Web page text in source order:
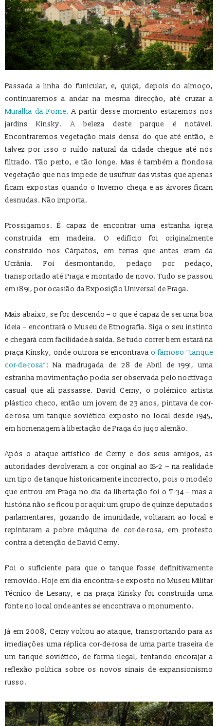
Passada a linha do funicular, e, quiçá, depois do almoço,
continuaremos a andar na mesma direcção, até cruzar a
Muralha da Fome. A partir desse momento estaremos nos
jardins Kinsky. A beleza deste parque é notável.
Encontraremos vegetação mais densa do que até então, e
talvez por isso o ruído natural da cidade chegue até nós
filtrado. Tão perto, e tão longe. Mas é também a frondosa
vegetação que nos impede de usufruir das vistas que apenas
ficam expostas quando o Inverno chega e as árvores ficam
desnudas. Não importa.
Prossigamos. É capaz de encontrar uma estranha igreja
construida em madeira. O edifício foi originalmente
construido nos Cárpatos, em terras que antes eram da
Ucrânia. Foi desmontando, pedaço por pedaço,
transportado até Praga e montado de novo. Tudo se passou
em 1891, por ocasião da Exposição Universal de Praga.
Mais abaixo, se for descendo – o que é capaz de ser uma boa
ideia – encontrará o Museu de Etnografia. Siga o seu instinto
e chegará com facilidade à saída. Se tudo correr bem estará na
praça Kinsky, onde outrora se encontrava o famoso “tanque
cor-de-rosa”: Na madrugada de 28 de Abril de 1991, uma
estranha movimentação podia ser observada pelo noctívago
casual que ali passasse. David Cerny, o polémico artista
plástico checo, então um jovem de 23 anos, pintava de cor-
de-rosa um tanque soviético exposto no local desde 1945,
em homenagem à libertação de Praga do jugo alemão.
Após o ataque artístico de Cerny e dos seus amigos, as
autoridades devolveram a cor original ao IS-2 – na realidade
um tipo de tanque historicamente incorrecto, pois o modelo
que entrou em Praga no dia da libertação foi o T-34 – mas a
história não se ficou por aqui: um grupo de quinze deputados
parlamentares, gozando de imunidade, voltaram ao local e
repintaram a pobre máquina de cor-de-rosa, em protesto
contra a detenção de David Cerny.
Foi o suficiente para que o tanque fosse definitivamente
removido. Hoje em dia encontra-se exposto no Museu Militar
Técnico de Lesany, e na praça Kinsky foi construida uma
fonte no local onde antes se encontrava o monumento.
Já em 2008, Cerny voltou ao ataque, transportando para as
imediações uma réplica cor-de-rosa de uma parte traseira de
um tanque soviético, de forma ilegal, tentando encorajar a
reflexão política sobre os novos sinais de expansionismo
russo.